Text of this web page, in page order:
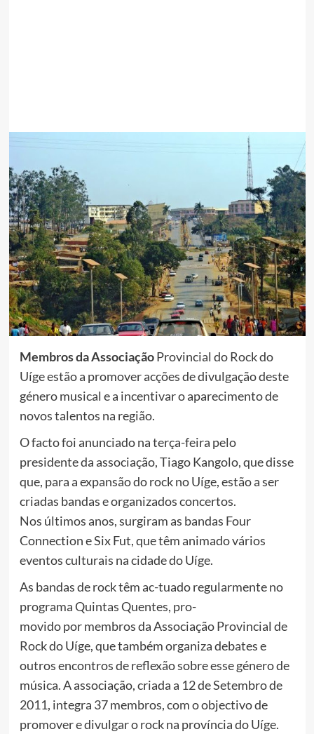
Membros da AssociaçãoProvincial do Rock do
Uíge estão a promover acções de divulgação deste
género musical e a incentivar o aparecimento de
novos talentos na região.
O facto foi anunciado na terça-feira pelo
presidente da associação, Tiago Kangolo, que disse
que, para a expansão do rock no Uíge, estão a ser
criadas bandas e organizados concertos.
Nos últimos anos, surgiram as bandas Four
Connection e Six Fut, que têm animado vários
eventos culturais na cidade do Uíge.
As bandas de rock têm ac-tuado regularmente no
programa Quintas Quentes, pro-
movido por membros da Associação Provincial de
Rock do Uíge, que também organiza debates e
outros encontros de reflexão sobre esse género de
música. A associação, criada a 12 de Setembro de
2011, integra 37 membros, com o objectivo de
promover e divulgar o rock na província do Uíge.